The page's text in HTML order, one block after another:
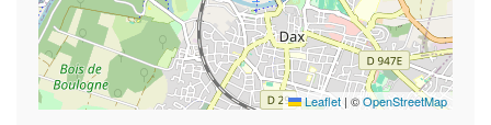
Leaflet | ©OpenStreetMap